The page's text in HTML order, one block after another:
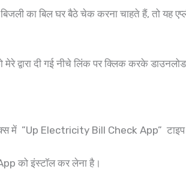
का बिल घर बैठे चेक करना चाहते हैं, तो यह
द्वारा दी गई नीचे लिंक पर क्लिक करके
में ”Up Electricity Bill Check App”
को इंस्टॉल कर लेना है।